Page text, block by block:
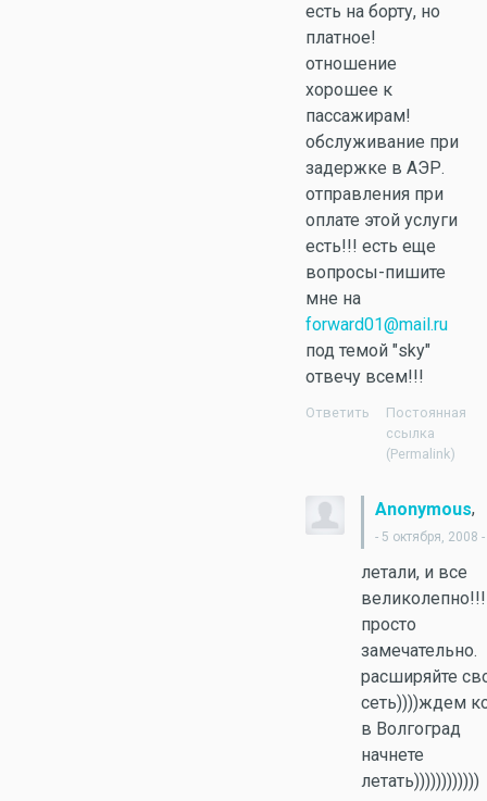
есть на борту, но
платное!
отношение
хорошее к
пассажирам!
обслуживание при
задержке в АЭР.
отправления при
оплате этой услуги
есть!!! есть еще
вопросы-пишите
мне на
forward01@mail.ru
под темой "sky"
отвечу всем!!!
Ответить
Постоянная
ссылка
(Permalink)
Anonymous,
- 5 октября, 2008
летали, и все
просто
замечательно.
расширяйте
сеть))))ждем
в Волгоград
начнете
летать))))))))))))